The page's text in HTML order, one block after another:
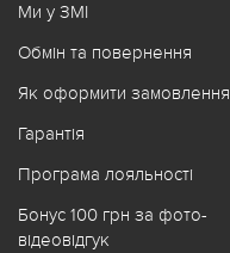
Ми у ЗМІ
Обмін та повернення
Як оформити замовлення
Гарантія
Програма лояльності
Бонус 100 грн за фото-
відеовідгук